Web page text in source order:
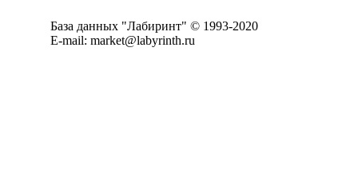
База данных "Лабиринт" © 1993-2020
E-mail: market@labyrinth.ru